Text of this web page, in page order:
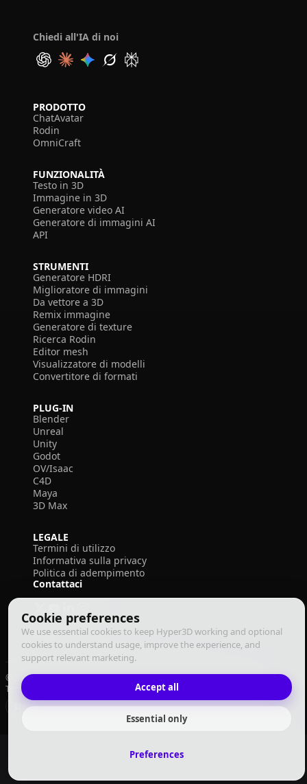
Cookie preferences
We use essential cookies to keep Hyper3D working and optional
cookies to understand usage, improve the experience, and
support relevant marketing.
Accept all
Essential only
Preferences
Chiedi all'IA di noi
PRODOTTO
ChatAvatar
Rodin
OmniCraft
FUNZIONALITÀ
Testo in 3D
Immagine in 3D
Generatore video AI
Generatore di immagini AI
API
STRUMENTI
Generatore HDRI
Miglioratore di immagini
Da vettore a 3D
Remix immagine
Generatore di texture
Ricerca Rodin
Editor mesh
Visualizzatore di modelli
Convertitore di formati
PLUG-IN
Blender
Unreal
Unity
Godot
OV/Isaac
C4D
Maya
3D Max
LEGALE
Termini di utilizzo
Informativa sulla privacy
Politica di adempimento
Contattaci
© 2026 Deemos Corporation. Tutti i diritti riservati
Termini di Utilizzo
Informativa sulla Privacy Politica di Adempimento
Italiano